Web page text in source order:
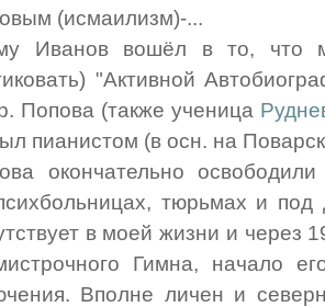
(исмаилизм)-...
Иванов вошёл в то, что
"Активной
Попова (также ученица
пианистом (в осн. на
окончательно
тюрьмах и
в моей жизни и через
Гимна, начало
Вполне личен и